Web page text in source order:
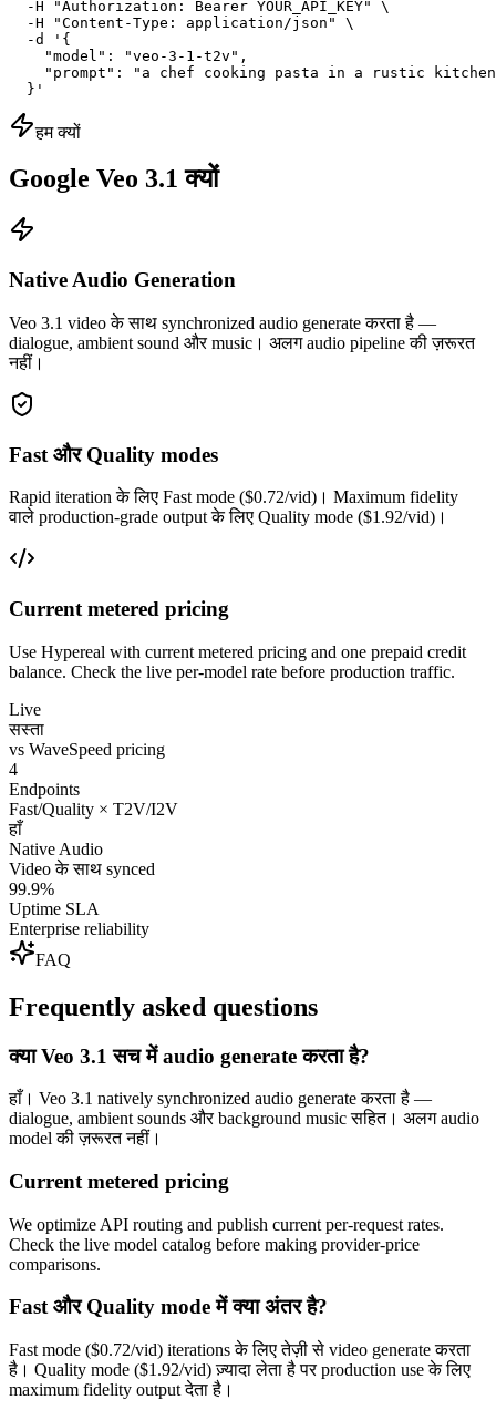
  -H "Authorization: Bearer YOUR_API_KEY" \
  -H "Content-Type: application/json" \
  -d '{
    "model": "veo-3-1-t2v",
"prompt": "a chef cooking pasta in a rustic
  }'
हम क्यों
Google Veo 3.1 क्यों
Native Audio Generation
Veo 3.1 video के साथ synchronized audio generate करता है —
dialogue, ambient sound और music। अलग audio pipeline की ज़रूरत
नहीं।
Fast और Quality modes
Rapid iteration के लिए Fast mode ($0.72/vid)। Maximum fidelity
वाले production-grade output के लिए Quality mode ($1.92/vid)।
Current metered pricing
Use Hypereal with current metered pricing and one prepaid credit
balance. Check the live per-model rate before production traffic.
Live
सस्ता
vs WaveSpeed pricing
4
Endpoints
Fast/Quality × T2V/I2V
हाँ
Native Audio
Video के साथ synced
99.9%
Uptime SLA
Enterprise reliability
FAQ
Frequently asked questions
क्या Veo 3.1 सच में audio generate करता है?
हाँ। Veo 3.1 natively synchronized audio generate करता है —
dialogue, ambient sounds और background music सहित। अलग audio
model की ज़रूरत नहीं।
Current metered pricing
We optimize API routing and publish current per-request rates.
Check the live model catalog before making provider-price
comparisons.
Fast और Quality mode में क्या अंतर है?
Fast mode ($0.72/vid) iterations के लिए तेज़ी से video generate करता
है। Quality mode ($1.92/vid) ज़्यादा लेता है पर production use के लिए
maximum fidelity output देता है।